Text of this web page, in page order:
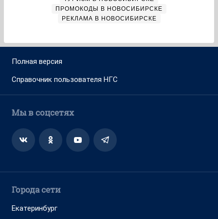
ПРОМОКОДЫ В НОВОСИБИРСКЕ
РЕКЛАМА В НОВОСИБИРСКЕ
Полная версия
Справочник пользователя НГС
Мы в соцсетях
Города сети
Екатеринбург